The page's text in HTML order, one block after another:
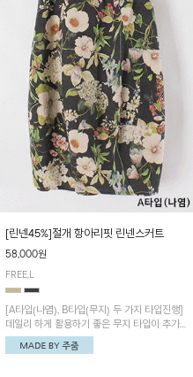
[린넨45%]절개 항아리핏 린넨스커트
58,000원
FREE,L
[A타입(나염), B타입(무지) 두 가지 타입진행]
데일리 하게 활용하기 좋은 무지 타입이 추가
되었어요~ 볼륨감 있는 항아리핏 실루엣이 유
니크하며 포켓디테일이 POINT!